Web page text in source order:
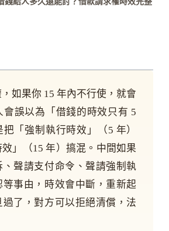
如果你 15 年內不行使，就會
會誤以為「借錢的時效只有 5
「強制執行時效」（5 年）
」（15 年）搞混。中間如果
、聲請支付命令、聲請強制執
等事由，時效會中斷，重新起
過了，對方可以拒絕清償，法